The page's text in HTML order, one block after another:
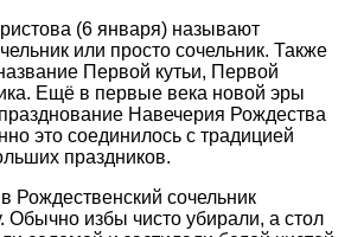
(6 января) называют
или просто сочельник. Также
Первой кутьи, Первой
Ещё в первые века новой эры
Навечерия Рождества
это соединилось с традицией
праздников.
Рождественский сочельник
Обычно избы чисто убирали, а стол